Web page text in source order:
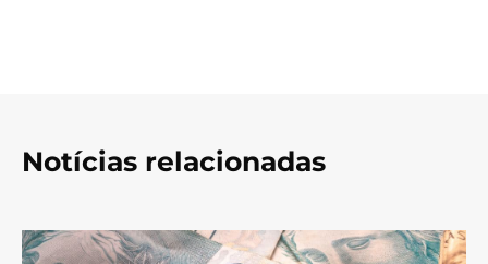
Notícias relacionadas